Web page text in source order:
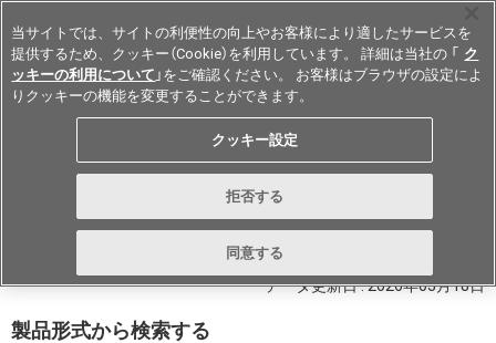
Japan
RoHS対応状況 / 非含有証明書ダウ
ンロード
データ更新日 : 2026年03月18日
製品形式から検索する
当サイトでは、サイトの利便性の向上やお客様により適したサービスを
提供するため、クッキー（Cookie）を利用しています。 詳細は当社の 「 ク
ッキーの利用について 」をご確認ください。 お客様はブラウザの設定によ
りクッキーの機能を変更することができます。
クッキー設定
拒否する
同意する